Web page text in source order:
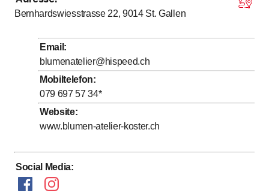
Dienstag
14
Mittwoch
Geschlossen
Donnerstag
Freitag
Samstag
Sonntag
Bernhardswiesstrasse 22, 9014 St. Gallen
Email :
blumenatelier@hispeed.ch
Mobiltelefon:
079 697 57 34*
Website:
www.blumen-atelier-koster.ch
Social Media: